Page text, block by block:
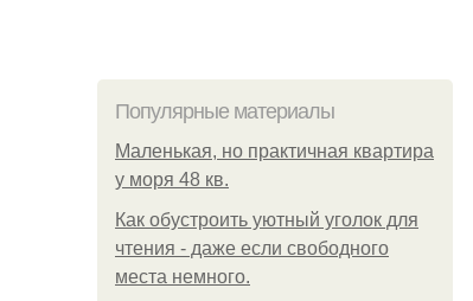
Популярные материалы
Маленькая, но практичная квартира
у моря 48 кв.
Как обустроить уютный уголок для
чтения - даже если свободного
места немного.